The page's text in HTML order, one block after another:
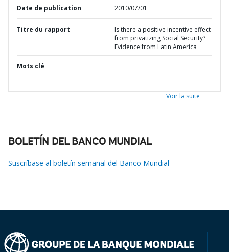
Date de publication 2010/07/01
Titre du rapport
Is there a positive incentive effect
from privatizing Social Security?
Evidence from Latin America
Mots clé
Voir la suite
BOLETÍN DEL BANCO MUNDIAL
Suscríbase al boletín semanal del Banco Mundial